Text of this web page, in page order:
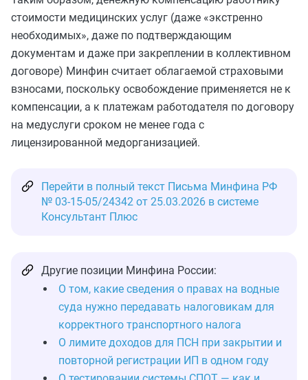
стоимости медицинских услуг (даже «экстренно
необходимых», даже по подтверждающим
документам и даже при закреплении в коллективном
договоре) Минфин считает облагаемой страховыми
взносами, поскольку освобождение применяется не к
компенсации, а к платежам работодателя по договору
на медуслуги сроком не менее года с
лицензированной медорганизацией.
Перейти в полный текст Письма Минфина РФ
№ 03-15-05/24342 от 25.03.2026 в системе
Консультант Плюс
Другие позиции Минфина России:
О том, какие сведения о правах на водные
суда нужно передавать налоговикам для
корректного транспортного налога
О лимите доходов для ПСН при закрытии и
повторной регистрации ИП в одном году